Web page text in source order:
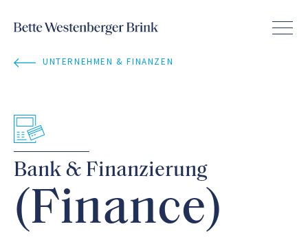
UNTERNEHMEN & FINANZEN
Bank & Finanzierung
(Finance)